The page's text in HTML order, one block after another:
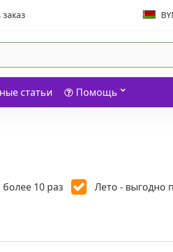
статьи Помощь
10 раз Лето - выгодно